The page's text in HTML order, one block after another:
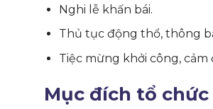
Nghi lễ khấn bái.
Thủ tục động thổ, thông
Tiệc mừng khởi công,
Mục đích tổ